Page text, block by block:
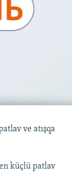
ve atışqa
küçlü patlav